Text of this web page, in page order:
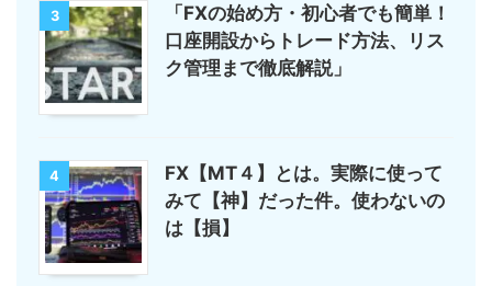
3
「FXの始め方・初心者でも簡単！
口座開設からトレード方法、リス
ク管理まで徹底解説」
4
FX【MT４】とは。実際に使って
みて【神】だった件。使わないの
は【損】